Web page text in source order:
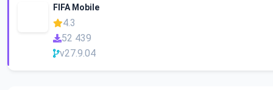
FIFA Mobile
4.3
52 439
v27.9.04